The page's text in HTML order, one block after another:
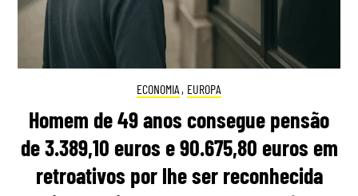
ECONOMIA , EUROPA
Homem de 49 anos consegue pensão
de 3.389,10 euros e 90.675,80 euros em
retroativos por lhe ser reconhecida